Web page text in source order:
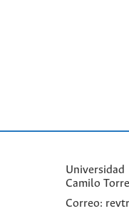
Camilo
Correo: